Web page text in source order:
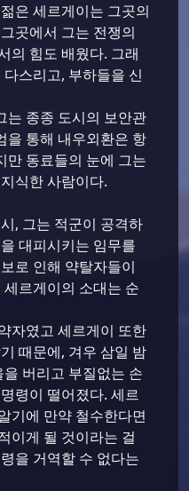
은 세르게이는 그곳의
곳에서 그는 전쟁의
의 힘도 배웠다. 그래
스리고, 부하들을 신
는 종종 도시의 보안관
을 통해 내우외환은 항
만 동료들의 눈에 그는
식한 사람이다.
, 그는 적군이 공격하
대피시키는 임무를
로 인해 약탈자들이
르게이의 소대는 순
자였고 세르게이 또한
때문에, 겨우 삼일 밤
버리고 부질없는 손
령이 떨어졌다. 세르
기에 만약 철수한다면
이게 될 것이라는 걸
을 거역할 수 없다는